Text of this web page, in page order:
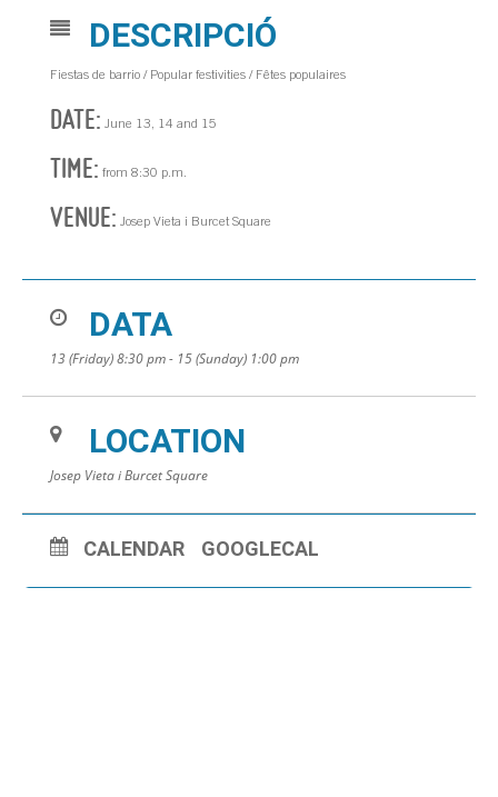
DESCRIPCIÓ
Fiestas de barrio / Popular festivities / Fêtes populaires
DATE: June 13, 14 and 15
TIME: from 8:30 p.m.
VENUE: Josep Vieta i Burcet Square
DATA
13 (Friday) 8:30 pm - 15 (Sunday) 1:00 pm
LOCATION
Josep Vieta i Burcet Square
CALENDAR GOOGLECAL